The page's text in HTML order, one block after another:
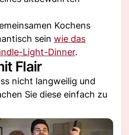
Kochens
sein wie das
Light-Dinner.
Flair
nicht langweilig und
Sie diese einfach zu